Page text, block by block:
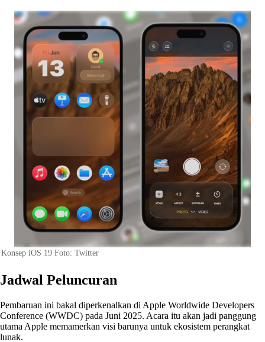
Konsep iOS 19 Foto: Twitter
Jadwal Peluncuran
Pembaruan ini bakal diperkenalkan di Apple Worldwide Developers
Conference (WWDC) pada Juni 2025. Acara itu akan jadi panggung
utama Apple memamerkan visi barunya untuk ekosistem perangkat
lunak.